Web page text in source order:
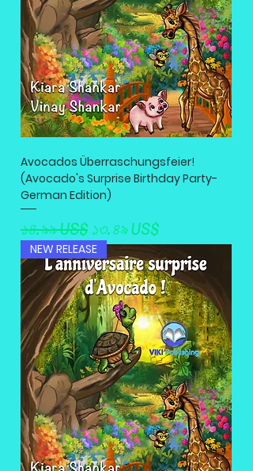
Avocados Überraschungsfeier!
(Avocado's Surprise Birthday Party-
German Edition)
Regular Price
১৪.৯৯ US$ Sale Price
১৩.৪৯ US$
NEW RELEASE